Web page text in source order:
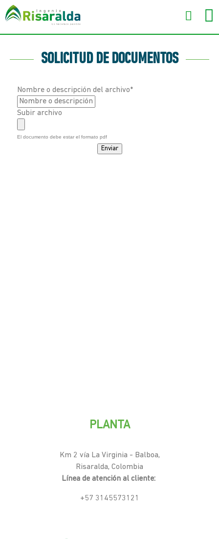
SOLICITUD DE DOCUMENTOS
Nombre o descripción del archivo*
Subir archivo
El documento debe estar el formato pdf
Enviar
PLANTA
Km 2 vía La Virginia - Balboa,
Risaralda, Colombia
Línea de atención al cliente:
+57 3145573121